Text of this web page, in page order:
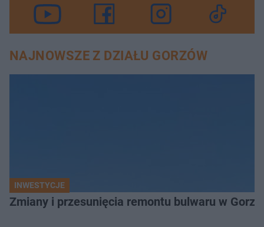
NAJNOWSZE Z DZIAŁU GORZÓW
INWESTYCJE
Zmiany i przesunięcia remontu bulwaru w